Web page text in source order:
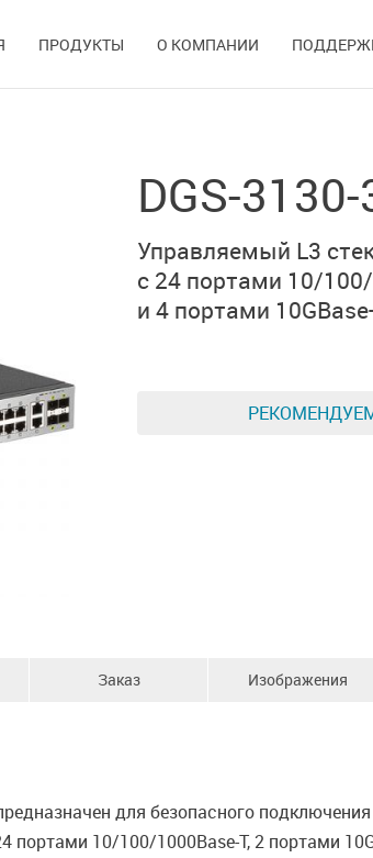
ПРОДУКТЫ О КОМПАНИИ
DGS-
Управляемый L3
с 24 портами 10/
и 4 портами
Заказ Изображения
для безопасного
10/100/1000Base-T, 2 портами